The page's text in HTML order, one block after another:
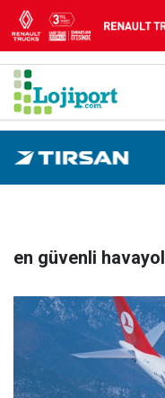
en güvenli